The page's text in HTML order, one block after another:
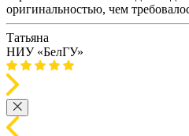
оригинальностью, чем
Татьяна
НИУ «БелГУ»